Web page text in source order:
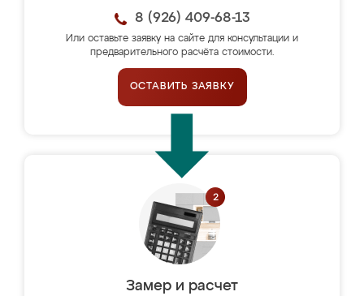
8 (926) 409-68-13
Или оставьте заявку на сайте для консультации и
предварительного расчёта стоимости.
ОСТАВИТЬ ЗАЯВКУ
Замер и расчет